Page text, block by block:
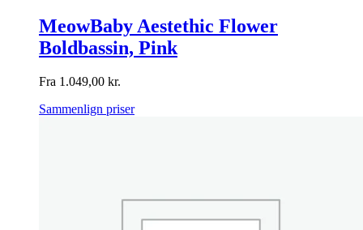
MeowBaby Aestethic Flower
Boldbassin, Pink
Fra 1.049,00 kr.
Sammenlign priser